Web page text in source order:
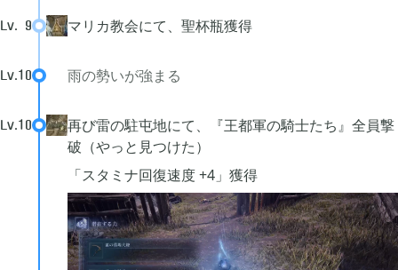
Lv. 9 マリカ教会にて、聖杯瓶獲得
Lv.10 雨の勢いが強まる
Lv.10
再び雷の駐屯地にて、『王都軍の騎士たち』全員撃
破（やっと見つけた）
「スタミナ回復速度 +4」獲得